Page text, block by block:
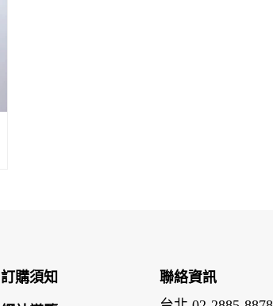
訂購須知
聯絡資訊